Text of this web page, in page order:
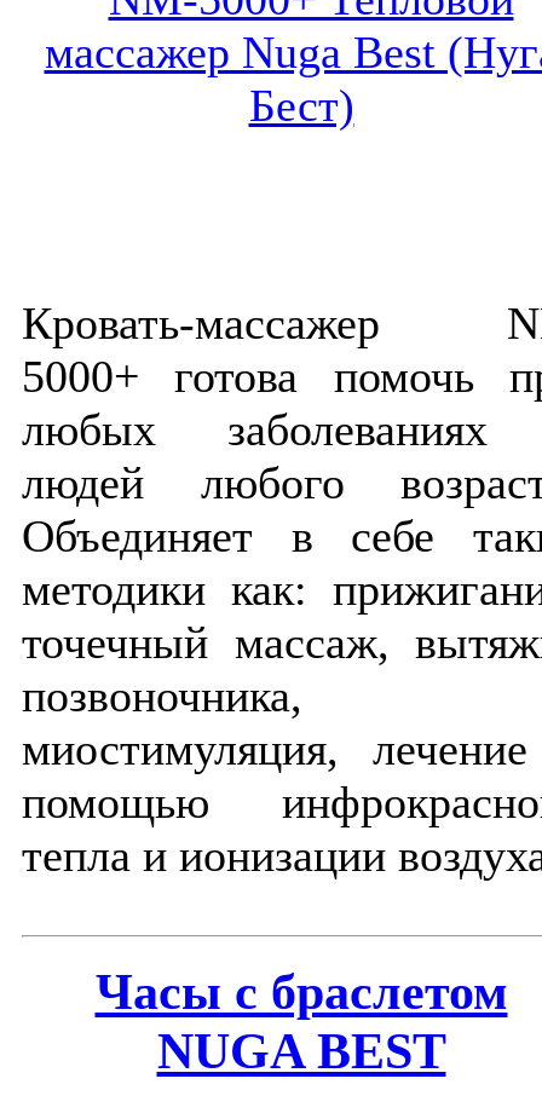
Кровать-массажер
5000+ готова помочь
любых
людей любого
Объединяет в себе
методики как:
точечный массаж,
позвоночника,
миостимуляция,
помощью
тепла и ионизации
Часы с браслетом
NUGA BEST